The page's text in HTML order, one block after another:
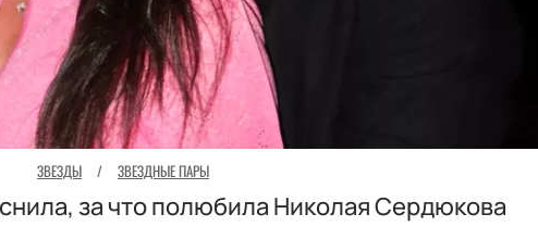
ЗВЕЗДЫ / ЗВЕЗДНЫЕ ПАРЫ
за что полюбила Николая Сердюкова